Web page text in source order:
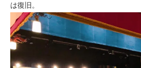
は復旧。